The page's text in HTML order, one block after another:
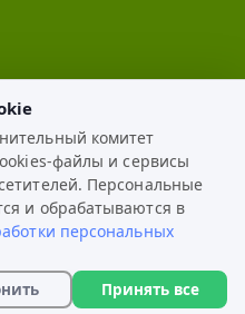
ОБРАЩЕНИЕ
САЙТА
комитет
файлы и сервисы
Персональные
и обрабатываются в
персональных
Принять все